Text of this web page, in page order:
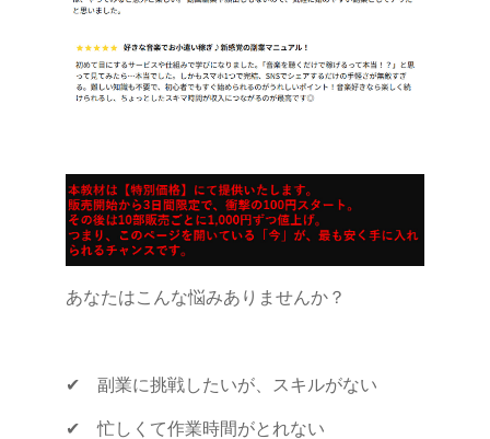
あなたはこんな悩みありませんか？
✔ 副業に挑戦したいが、スキルがない
✔ 忙しくて作業時間がとれない